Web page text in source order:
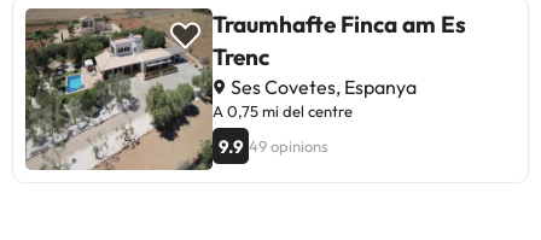
de canals per satèl·lit. Tindràs un
microones i una rentadora-
assecadora. I, si ho necessites,
també podràs sol·licitar un bressol
gratuït. Si decideixes allotjar-te en
aquesta vila de Campos, estaràs a
Traumhafte Finca am Es
Trenc
Ses Covetes, Espanya
A 0,75 mi del centre
9.9 49 opinions